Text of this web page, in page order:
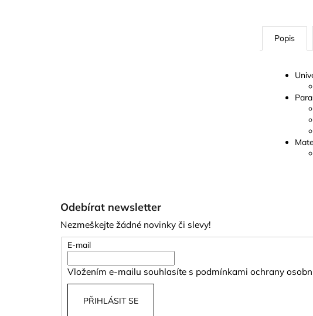
Popis
Odebírat newsletter
Nezmeškejte žádné novinky či slevy!
E-mail
Vložením e-mailu souhlasíte s podmínkami ochrany
PŘIHLÁSIT SE